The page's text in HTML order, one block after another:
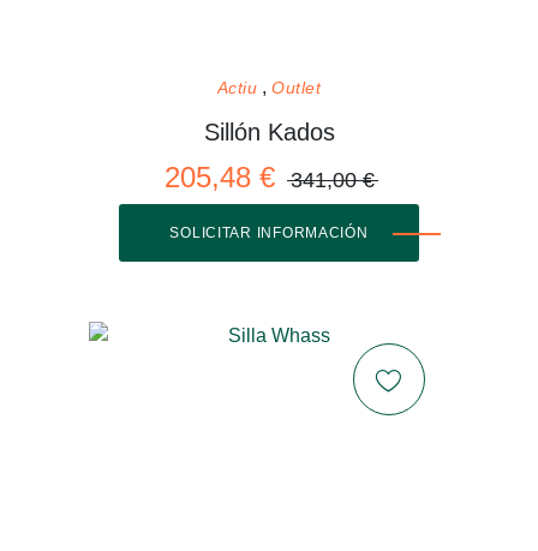
Actiu Outlet
Sillón Kados
205,48 € 341,00 €
SOLICITAR INFORMACIÓN